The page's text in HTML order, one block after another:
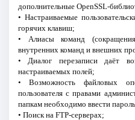
дополнительные OpenSSL-
• Настраиваемые
горячих клавиш;
• Алиасы команд
внутренних команд и внешних
• Диалог перезаписи даёт
настраиваемых полей;
• Возможность файловых
пользователя с правами
папкам необходимо ввести
• Поиск на FTP-серверах;